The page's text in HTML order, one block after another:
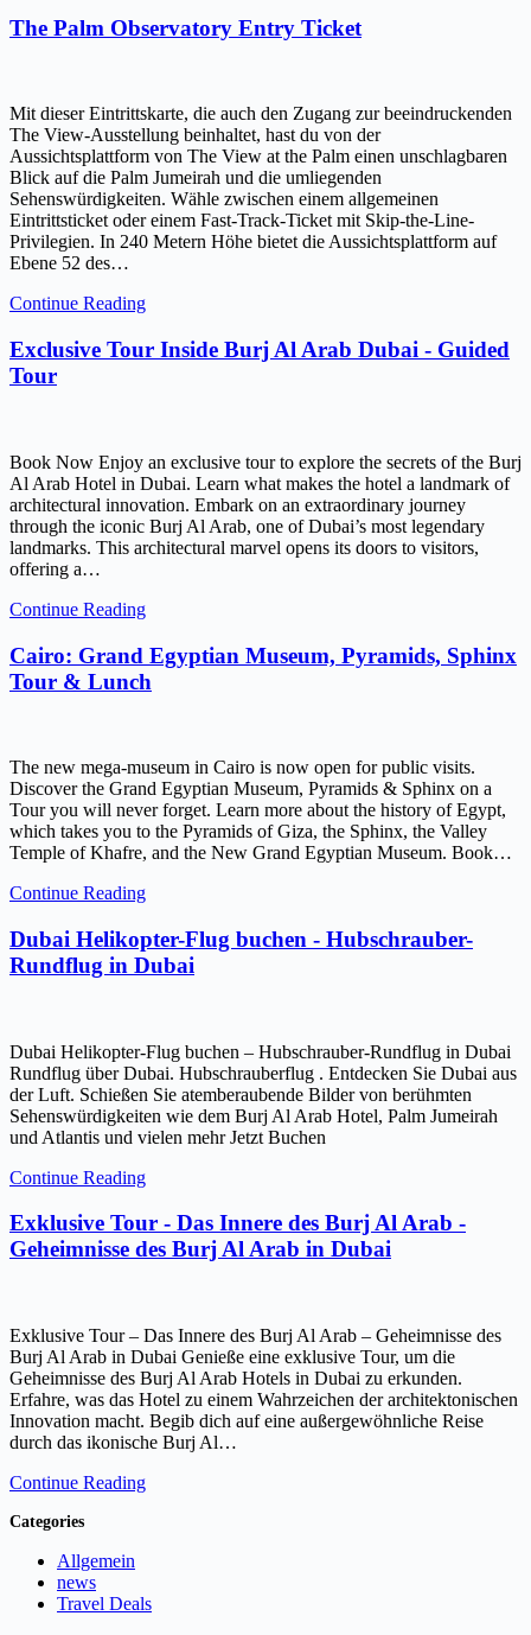
The Palm Observatory Entry Ticket
Mit dieser Eintrittskarte, die auch den Zugang zur beeindruckenden
The View-Ausstellung beinhaltet, hast du von der
Aussichtsplattform von The View at the Palm einen unschlagbaren
Blick auf die Palm Jumeirah und die umliegenden
Sehenswürdigkeiten. Wähle zwischen einem allgemeinen
Eintrittsticket oder einem Fast-Track-Ticket mit Skip-the-Line-
Privilegien. In 240 Metern Höhe bietet die Aussichtsplattform auf
Ebene 52 des…
Continue Reading
Exclusive Tour Inside Burj Al Arab Dubai - Guided
Tour
Book Now Enjoy an exclusive tour to explore the secrets of the Burj
Al Arab Hotel in Dubai. Learn what makes the hotel a landmark of
architectural innovation. Embark on an extraordinary journey
through the iconic Burj Al Arab, one of Dubai’s most legendary
landmarks. This architectural marvel opens its doors to visitors,
offering a…
Continue Reading
Cairo: Grand Egyptian Museum, Pyramids, Sphinx
Tour & Lunch
The new mega-museum in Cairo is now open for public visits.
Discover the Grand Egyptian Museum, Pyramids & Sphinx on a
Tour you will never forget. Learn more about the history of Egypt,
which takes you to the Pyramids of Giza, the Sphinx, the Valley
Temple of Khafre, and the New Grand Egyptian Museum. Book…
Continue Reading
Dubai Helikopter-Flug buchen - Hubschrauber-
Rundflug in Dubai
Dubai Helikopter-Flug buchen – Hubschrauber-Rundflug in Dubai
Rundflug über Dubai. Hubschrauberflug . Entdecken Sie Dubai aus
der Luft. Schießen Sie atemberaubende Bilder von berühmten
Sehenswürdigkeiten wie dem Burj Al Arab Hotel, Palm Jumeirah
und Atlantis und vielen mehr Jetzt Buchen
Continue Reading
Exklusive Tour - Das Innere des Burj Al Arab -
Geheimnisse des Burj Al Arab in Dubai
Exklusive Tour – Das Innere des Burj Al Arab – Geheimnisse des
Burj Al Arab in Dubai Genieße eine exklusive Tour, um die
Geheimnisse des Burj Al Arab Hotels in Dubai zu erkunden.
Erfahre, was das Hotel zu einem Wahrzeichen der architektonischen
Innovation macht. Begib dich auf eine außergewöhnliche Reise
durch das ikonische Burj Al…
Continue Reading
Categories
Allgemein
news
Travel Deals